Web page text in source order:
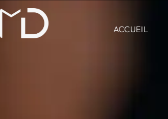
principal
ACCUEIL